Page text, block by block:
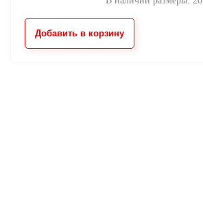
Добавить в корзину